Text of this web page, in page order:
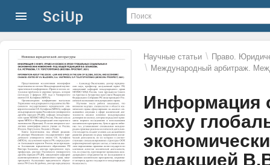
Научные статьи \ Право.
\ Международный арбитраж.
Информация
эпоху
редакцией